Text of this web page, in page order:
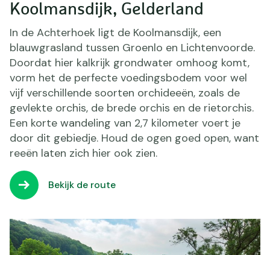
Koolmansdijk, Gelderland
In de Achterhoek ligt de Koolmansdijk, een
blauwgrasland tussen Groenlo en Lichtenvoorde.
Doordat hier kalkrijk grondwater omhoog komt,
vorm het de perfecte voedingsbodem voor wel
vijf verschillende soorten orchideeën, zoals de
gevlekte orchis, de brede orchis en de rietorchis.
Een korte wandeling van 2,7 kilometer voert je
door dit gebiedje. Houd de ogen goed open, want
reeën laten zich hier ook zien.
Bekijk de route